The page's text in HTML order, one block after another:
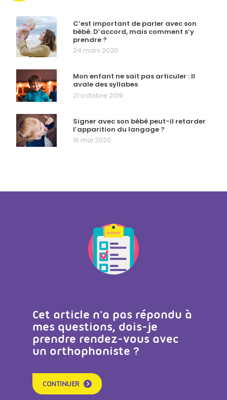
C’est important de parler avec son
bébé. D’accord, mais comment s’y
prendre ?
24 mars 2020
Mon enfant ne sait pas articuler : Il
avale des syllabes
21 octobre 2019
Signer avec son bébé peut-il retarder
l’apparition du langage ?
16 mai 2020
Cet article n'a pas répondu à
mes questions, dois-je
prendre rendez-vous avec
un orthophoniste ?
CONTINUER